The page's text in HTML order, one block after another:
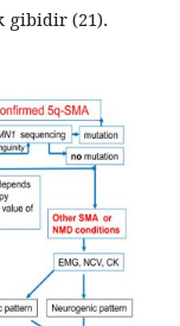
gibidir (21).